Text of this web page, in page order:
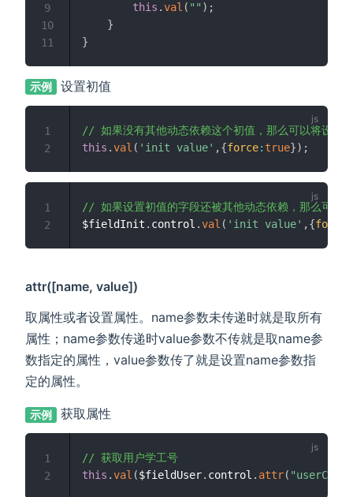
this .val ( "" ) ;
}
}
9
10
11
示例 设置初值
// 如果没有其他动态依赖这个初值，那么可以将设置
this .val ( 'init value' ,{force: true}) ;
1
2
// 如果设置初值的字段还被其他动态依赖，那么可以
$fieldInit . control .val ( 'init value' ,{force
1
2
attr([name, value])
取属性或者设置属性。name参数未传递时就是取所有
属性；name参数传递时value参数不传就是取name参
数指定的属性，value参数传了就是设置name参数指
定的属性。
示例 获取属性
// 获取用户学工号
this .val ($fieldUser. control . attr( "userCode"
1
2